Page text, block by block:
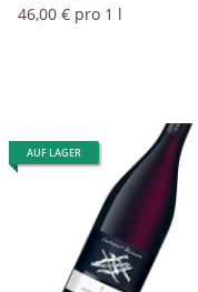
46,00 € pro 1 l
AUF LAGER